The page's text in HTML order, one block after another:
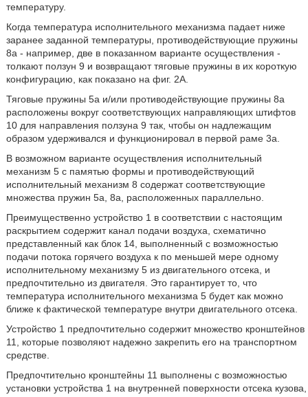
температуру.
Когда температура исполнительного механизма падает ниже
заранее заданной температуры, противодействующие пружины
8a - например, две в показанном варианте осуществления -
толкают ползун 9 и возвращают тяговые пружины в их короткую
конфигурацию, как показано на фиг. 2А.
Тяговые пружины 5а и/или противодействующие пружины 8а
расположены вокруг соответствующих направляющих штифтов
10 для направления ползуна 9 так, чтобы он надлежащим
образом удерживался и функционировал в первой раме 3а.
В возможном варианте осуществления исполнительный
механизм 5 с памятью формы и противодействующий
исполнительный механизм 8 содержат соответствующие
множества пружин 5а, 8а, расположенных параллельно.
Преимущественно устройство 1 в соответствии с настоящим
раскрытием содержит канал подачи воздуха, схематично
представленный как блок 14, выполненный с возможностью
подачи потока горячего воздуха к по меньшей мере одному
исполнительному механизму 5 из двигательного отсека, и
предпочтительно из двигателя. Это гарантирует то, что
температура исполнительного механизма 5 будет как можно
ближе к фактической температуре внутри двигательного отсека.
Устройство 1 предпочтительно содержит множество кронштейнов
11, которые позволяют надежно закрепить его на транспортном
средстве.
Предпочтительно кронштейны 11 выполнены с возможностью
установки устройства 1 на внутренней поверхности отсека кузова,